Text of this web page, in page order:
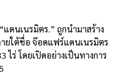
ดนเนรมิตร.” ถูกนำมาสร้าง
ยใต้ชื่อ จ๊อดแฟร์แดนเนรมิตร
ร่ โดยเปิดอย่างเป็นทางการ